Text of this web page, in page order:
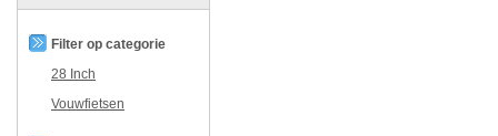
Filter op categorie
28 Inch
Vouwfietsen